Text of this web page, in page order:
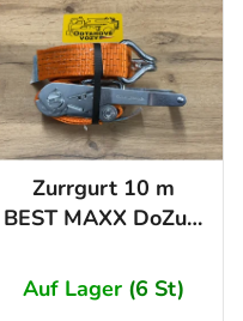
Zurrgurt 10 m
BEST MAXX DoZurr
(ERGO) Ratsche
Auf Lager (6 St)